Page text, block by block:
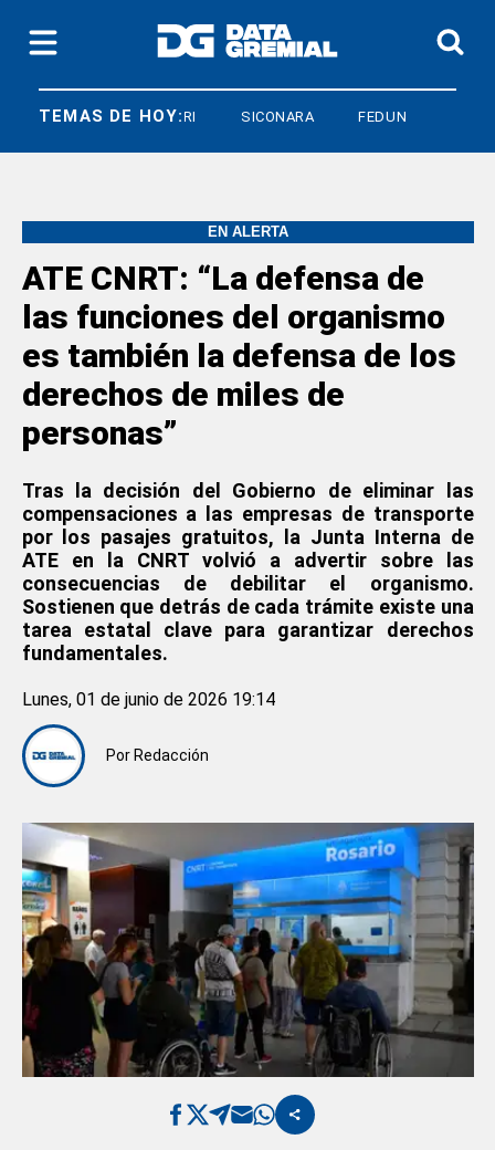
TEMAS DE HOY:
CAVALIERI SICONARA FEDUN
EN ALERTA
ATE CNRT: “La defensa de
las funciones del organismo
es también la defensa de los
derechos de miles de
personas”
Tras la decisión del Gobierno de eliminar las
compensaciones a las empresas de transporte
por los pasajes gratuitos, la Junta Interna de
ATE en la CNRT volvió a advertir sobre las
consecuencias de debilitar el organismo.
Sostienen que detrás de cada trámite existe una
tarea estatal clave para garantizar derechos
fundamentales.
Por Redacción
Lunes, 01 de junio de 2026 19:14